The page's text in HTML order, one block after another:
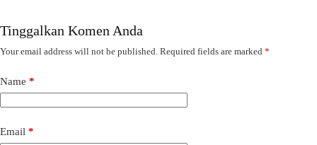
Tinggalkan Komen Anda
Your email address will not be published. Required fields are marked *
Name *
Email *